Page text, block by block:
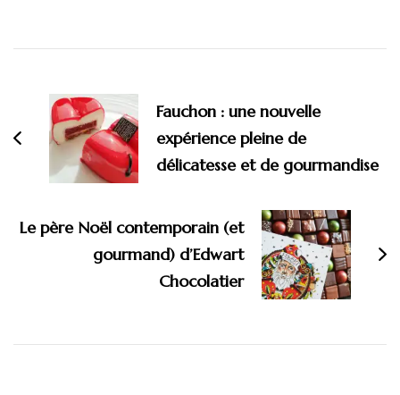
d'article
Fauchon : une nouvelle
expérience pleine de
délicatesse et de gourmandise
Le père Noël contemporain (et
gourmand) d’Edwart
Chocolatier